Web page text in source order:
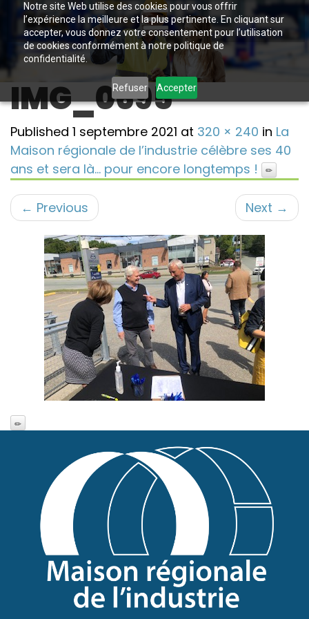
Notre site Web utilise des cookies pour vous offrir
l’expérience la meilleure et la plus pertinente. En cliquant sur
accepter, vous donnez votre consentement pour l’utilisation
de cookies conformément à notre politique de
confidentialité.
Refuser Accepter
IMG_0695
Published 1 septembre 2021 at 320 × 240 in La
Maison régionale de l’industrie célèbre ses 40
ans et sera là… pour encore longtemps !
← Previous Next →